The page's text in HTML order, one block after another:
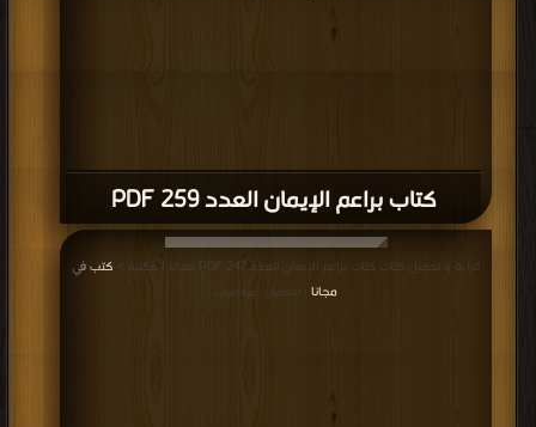
كتاب براعم الإيمان العدد 259 PDF
قراءة و تحميل كتاب كتاب براعم الإيمان العدد 247 PDF مجانا | مكتبة >
كتب في
مجانا | التحميل : مرة/مرات